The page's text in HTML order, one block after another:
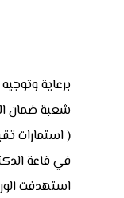
برعاية
شعبة ضمان
( استمارات
في قاعة
استهدفت